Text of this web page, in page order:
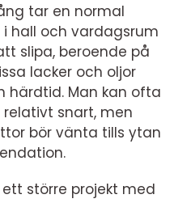
tar en normal
hall och vardagsrum
slipa, beroende på
lacker och oljor
härdtid. Man kan ofta
snart, men
bör vänta tills ytan
större projekt med